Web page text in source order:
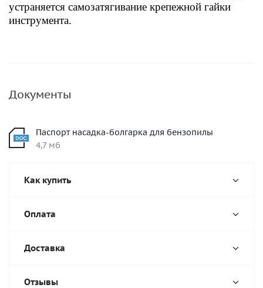
устраняется самозатягивание крепежной гайки
инструмента.
Документы
Паспорт насадка-болгарка для бензопилы
4,7 мб
Как купить
Оплата
Доставка
Отзывы